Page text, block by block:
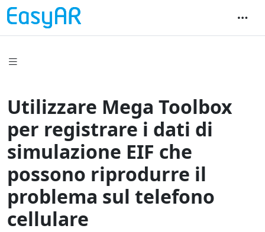
Utilizzare Mega Toolbox
per registrare i dati di
simulazione EIF che
possono riprodurre il
problema sul telefono
cellulare